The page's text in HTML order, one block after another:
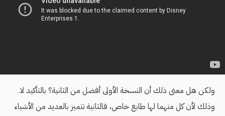
ولكن هل معنى ذلك أن النسخة الأولى أفضل من الثانية؟ بالتأكيد لا.
وذلك لأن كل منهما لها طابع خاص، فالثانية تتميز بالعديد من الأشياء